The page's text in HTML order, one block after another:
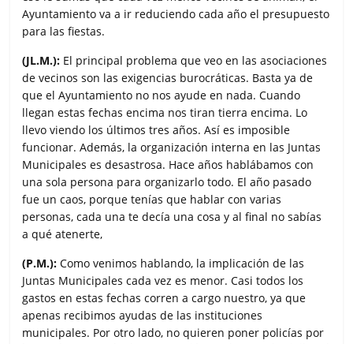
Ayuntamiento va a ir reduciendo cada año el presupuesto
para las fiestas.
(JL.M.): El principal problema que veo en las asociaciones
de vecinos son las exigencias burocráticas. Basta ya de
que el Ayuntamiento no nos ayude en nada. Cuando
llegan estas fechas encima nos tiran tierra encima. Lo
llevo viendo los últimos tres años. Así es imposible
funcionar. Además, la organización interna en las Juntas
Municipales es desastrosa. Hace años hablábamos con
una sola persona para organizarlo todo. El año pasado
fue un caos, porque tenías que hablar con varias
personas, cada una te decía una cosa y al final no sabías
a qué atenerte,
(P.M.): Como venimos hablando, la implicación de las
Juntas Municipales cada vez es menor. Casi todos los
gastos en estas fechas corren a cargo nuestro, ya que
apenas recibimos ayudas de las instituciones
municipales. Por otro lado, no quieren poner policías por